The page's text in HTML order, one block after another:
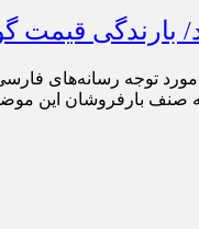
قیمت
توجه رسانه‌های
بارفروشان این